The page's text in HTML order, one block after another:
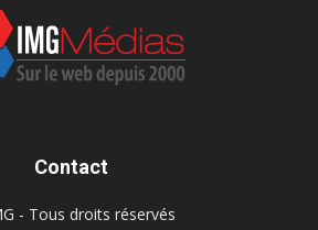
Contact
- Tous droits réservés